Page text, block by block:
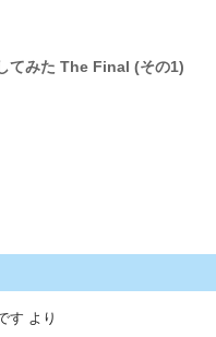
てみた The Final (その1)
す より